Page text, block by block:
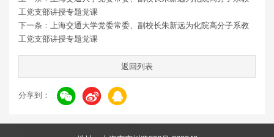
工党支部讲授专题党课
下一条： 上海交通大学党委常委、副校长朱新远为化院高分子系教
工党支部讲授专题党课
返回列表
分享到：